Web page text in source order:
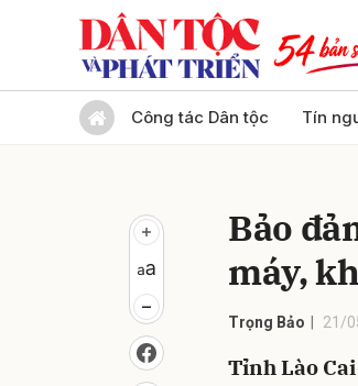
Công tác Dân tộc Tín
Bảo
máy,
Trọng Bảo 21/
Tỉnh Lào